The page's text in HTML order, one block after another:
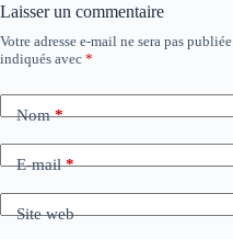
Laisser un commentaire
Votre adresse e-mail ne sera pas publiée.
indiqués avec *
Nom*
E-mail*
Site web